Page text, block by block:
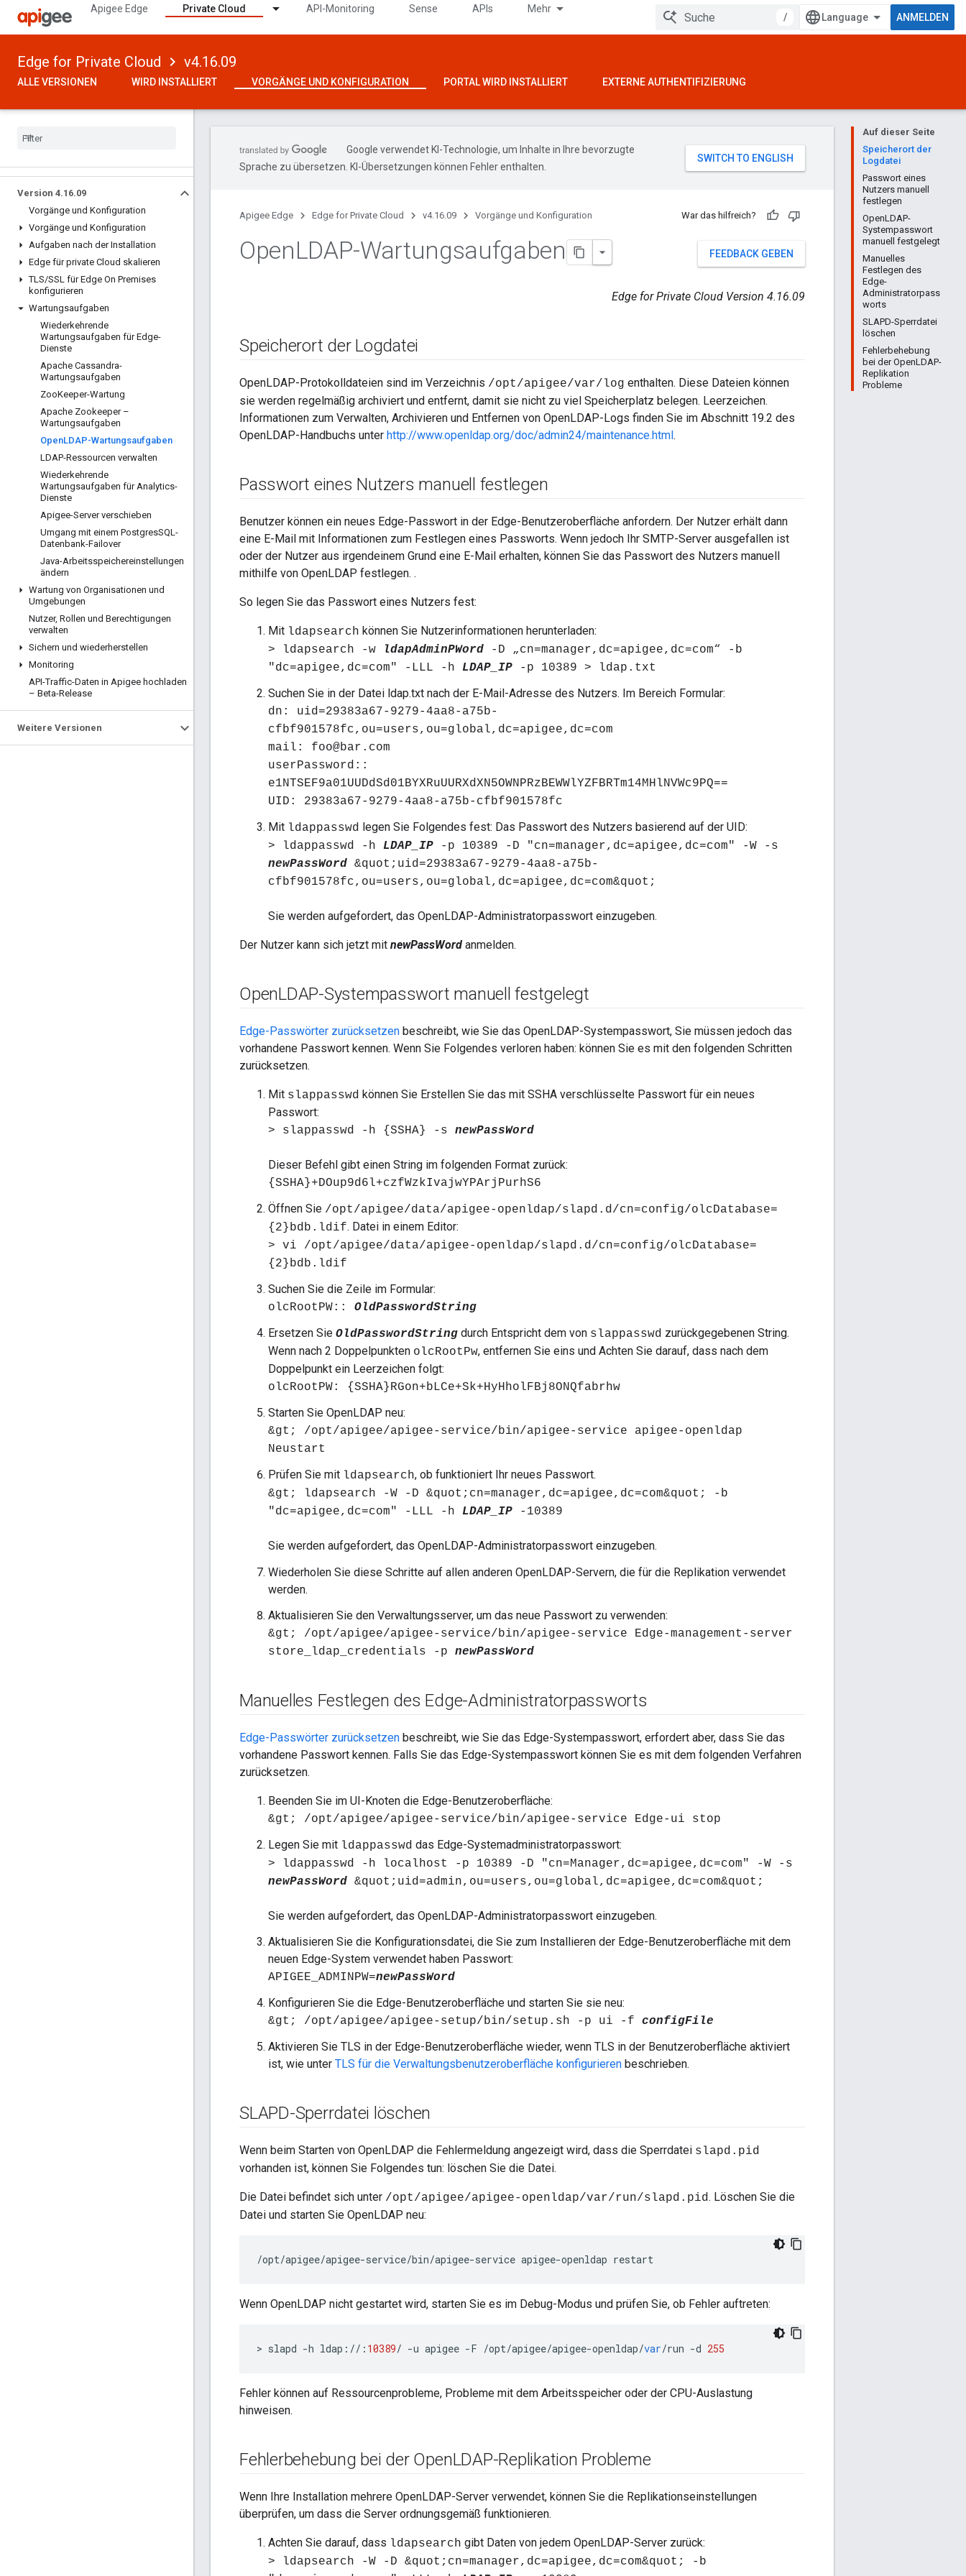
Apigee Edge Private Cloud API-Monitoring Sense APIs Mehr
/ ANMELDEN
Edge for Private Cloud v4.16.09
ALLE VERSIONEN WIRD INSTALLIERT VORGÄNGE UND KONFIGURATION PORTAL WIRD INSTALLIERT EXTERNE AUTHENTIFIZIERUNG
Version 4.16.09
Vorgänge und Konfiguration
Vorgänge und Konfiguration
Aufgaben nach der Installation
Edge für private Cloud skalieren
TLS/SSL für Edge On Premises
konfigurieren
Wartungsaufgaben
Wiederkehrende
Wartungsaufgaben für Edge-
Dienste
Apache Cassandra-
Wartungsaufgaben
ZooKeeper-Wartung
Apache Zookeeper –
Wartungsaufgaben
OpenLDAP-Wartungsaufgaben
LDAP-Ressourcen verwalten
Wiederkehrende
Wartungsaufgaben für Analytics-
Dienste
Apigee-Server verschieben
Umgang mit einem PostgresSQL-
Datenbank-Failover
Java-Arbeitsspeichereinstellungen
ändern
Wartung von Organisationen und
Umgebungen
Nutzer, Rollen und Berechtigungen
verwalten
Sichern und wiederherstellen
Monitoring
API-Traffic-Daten in Apigee hochladen
– Beta-Release
Weitere Versionen
Auf dieser Seite
Speicherort der
Logdatei
Passwort eines
Nutzers manuell
festlegen
OpenLDAP-
Systempasswort
manuell festgelegt
Manuelles
Festlegen des
Edge-
Administratorpass
worts
SLAPD-Sperrdatei
löschen
Fehlerbehebung
bei der OpenLDAP-
Replikation
Probleme
Google verwendet KI-Technologie, um Inhalte in Ihre bevorzugte
Sprache zu übersetzen. KI-Übersetzungen können Fehler enthalten.
Apigee Edge Edge for Private Cloud v4.16.09 Vorgänge und Konfiguration War das hilfreich?
FEEDBACK GEBEN
OpenLDAP-Wartungsaufgaben
Edge for Private Cloud Version 4.16.09
Speicherort der Logdatei
OpenLDAP-Protokolldateien sind im Verzeichnis /opt/apigee/var/log enthalten. Diese Dateien können
sie werden regelmäßig archiviert und entfernt, damit sie nicht zu viel Speicherplatz belegen. Leerzeichen.
Informationen zum Verwalten, Archivieren und Entfernen von OpenLDAP-Logs finden Sie im Abschnitt 19.2 des
OpenLDAP-Handbuchs unter http://www.openldap.org/doc/admin24/maintenance.html.
Passwort eines Nutzers manuell festlegen
Benutzer können ein neues Edge-Passwort in der Edge-Benutzeroberfläche anfordern. Der Nutzer erhält dann
eine E-Mail mit Informationen zum Festlegen eines Passworts. Wenn jedoch Ihr SMTP-Server ausgefallen ist
oder der Nutzer aus irgendeinem Grund eine E-Mail erhalten, können Sie das Passwort des Nutzers manuell
mithilfe von OpenLDAP festlegen. .
So legen Sie das Passwort eines Nutzers fest:
Mit ldapsearch können Sie Nutzerinformationen herunterladen:
> ldapsearch -w ldapAdminPWord -D „cn=manager,dc=apigee,dc=com“ -b
"dc=apigee,dc=com" -LLL -h LDAP_IP -p 10389 > ldap.txt
Suchen Sie in der Datei ldap.txt nach der E-Mail-Adresse des Nutzers. Im Bereich Formular:
dn: uid=29383a67-9279-4aa8-a75b-
cfbf901578fc,ou=users,ou=global,dc=apigee,dc=com
mail: foo@bar.com
userPassword::
e1NTSEF9a01UUDdSd01BYXRuUURXdXN5OWNPRzBEWWlYZFBRTm14MHlNVWc9PQ==
UID: 29383a67-9279-4aa8-a75b-cfbf901578fc
Mit ldappasswd legen Sie Folgendes fest: Das Passwort des Nutzers basierend auf der UID:
> ldappasswd -h LDAP_IP -p 10389 -D "cn=manager,dc=apigee,dc=com" -W -s
newPassWord &quot;uid=29383a67-9279-4aa8-a75b-
cfbf901578fc,ou=users,ou=global,dc=apigee,dc=com&quot;
Sie werden aufgefordert, das OpenLDAP-Administratorpasswort einzugeben.
Der Nutzer kann sich jetzt mit newPassWord anmelden.
OpenLDAP-Systempasswort manuell festgelegt
Edge-Passwörter zurücksetzen beschreibt, wie Sie das OpenLDAP-Systempasswort, Sie müssen jedoch das
vorhandene Passwort kennen. Wenn Sie Folgendes verloren haben: können Sie es mit den folgenden Schritten
zurücksetzen.
Mit slappasswd können Sie Erstellen Sie das mit SSHA verschlüsselte Passwort für ein neues
Passwort:
> slappasswd -h {SSHA} -s newPassWord
Dieser Befehl gibt einen String im folgenden Format zurück:
{SSHA}+DOup9d6l+czfWzkIvajwYPArjPurhS6
Öffnen Sie /opt/apigee/data/apigee-openldap/slapd.d/cn=config/olcDatabase=
{2}bdb.ldif. Datei in einem Editor:
> vi /opt/apigee/data/apigee-openldap/slapd.d/cn=config/olcDatabase=
{2}bdb.ldif
Suchen Sie die Zeile im Formular:
olcRootPW:: OldPasswordString
Ersetzen Sie OldPasswordString durch Entspricht dem von slappasswd zurückgegebenen String.
Wenn nach 2 Doppelpunkten olcRootPw, entfernen Sie eins und Achten Sie darauf, dass nach dem
Doppelpunkt ein Leerzeichen folgt:
olcRootPW: {SSHA}RGon+bLCe+Sk+HyHholFBj8ONQfabrhw
Starten Sie OpenLDAP neu:
&gt; /opt/apigee/apigee-service/bin/apigee-service apigee-openldap
Neustart
Prüfen Sie mit ldapsearch, ob funktioniert Ihr neues Passwort.
&gt; ldapsearch -W -D &quot;cn=manager,dc=apigee,dc=com&quot; -b
"dc=apigee,dc=com" -LLL -h LDAP_IP -10389
Sie werden aufgefordert, das OpenLDAP-Administratorpasswort einzugeben.
Wiederholen Sie diese Schritte auf allen anderen OpenLDAP-Servern, die für die Replikation verwendet
werden.
Aktualisieren Sie den Verwaltungsserver, um das neue Passwort zu verwenden:
&gt; /opt/apigee/apigee-service/bin/apigee-service Edge-management-server
store_ldap_credentials -p newPassWord
Manuelles Festlegen des Edge-Administratorpassworts
Edge-Passwörter zurücksetzen beschreibt, wie Sie das Edge-Systempasswort, erfordert aber, dass Sie das
vorhandene Passwort kennen. Falls Sie das Edge-Systempasswort können Sie es mit dem folgenden Verfahren
zurücksetzen.
Beenden Sie im UI-Knoten die Edge-Benutzeroberfläche:
&gt; /opt/apigee/apigee-service/bin/apigee-service Edge-ui stop
Legen Sie mit ldappasswd das Edge-Systemadministratorpasswort:
> ldappasswd -h localhost -p 10389 -D "cn=Manager,dc=apigee,dc=com" -W -s
newPassWord &quot;uid=admin,ou=users,ou=global,dc=apigee,dc=com&quot;
Sie werden aufgefordert, das OpenLDAP-Administratorpasswort einzugeben.
Aktualisieren Sie die Konfigurationsdatei, die Sie zum Installieren der Edge-Benutzeroberfläche mit dem
neuen Edge-System verwendet haben Passwort:
APIGEE_ADMINPW=newPassWord
Konfigurieren Sie die Edge-Benutzeroberfläche und starten Sie sie neu:
&gt; /opt/apigee/apigee-setup/bin/setup.sh -p ui -f configFile
Aktivieren Sie TLS in der Edge-Benutzeroberfläche wieder, wenn TLS in der Benutzeroberfläche aktiviert
ist, wie unter TLS für die Verwaltungsbenutzeroberfläche konfigurieren beschrieben.
SLAPD-Sperrdatei löschen
Wenn beim Starten von OpenLDAP die Fehlermeldung angezeigt wird, dass die Sperrdatei slapd.pid
vorhanden ist, können Sie Folgendes tun: löschen Sie die Datei.
Die Datei befindet sich unter /opt/apigee/apigee-openldap/var/run/slapd.pid. Löschen Sie die
Datei und starten Sie OpenLDAP neu:
/opt/apigee/apigee-service/bin/apigee-service apigee-openldap restart
Wenn OpenLDAP nicht gestartet wird, starten Sie es im Debug-Modus und prüfen Sie, ob Fehler auftreten:
> slapd -h ldap : // : 10389/ -u apigee -F /opt/apigee/apigee-openldap/var/run -d 255
Fehler können auf Ressourcenprobleme, Probleme mit dem Arbeitsspeicher oder der CPU-Auslastung
hinweisen.
Fehlerbehebung bei der OpenLDAP-Replikation Probleme
Wenn Ihre Installation mehrere OpenLDAP-Server verwendet, können Sie die Replikationseinstellungen
überprüfen, um dass die Server ordnungsgemäß funktionieren.
Achten Sie darauf, dass ldapsearch gibt Daten von jedem OpenLDAP-Server zurück:
> ldapsearch -W -D &quot;cn=manager,dc=apigee,dc=com&quot; -b